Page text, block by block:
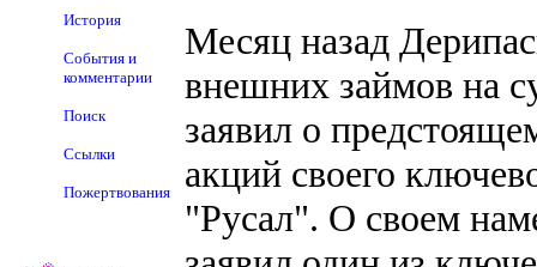
История
События и
комментарии
Поиск
Ссылки
Пожертвования
Месяц назад
внешних займов на
заявил о
акций своего
"Русал". О своем